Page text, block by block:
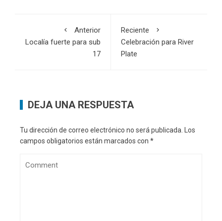
Anterior
Localía fuerte para sub
17
Reciente
Celebración para River
Plate
DEJA UNA RESPUESTA
Tu dirección de correo electrónico no será publicada. Los
campos obligatorios están marcados con *